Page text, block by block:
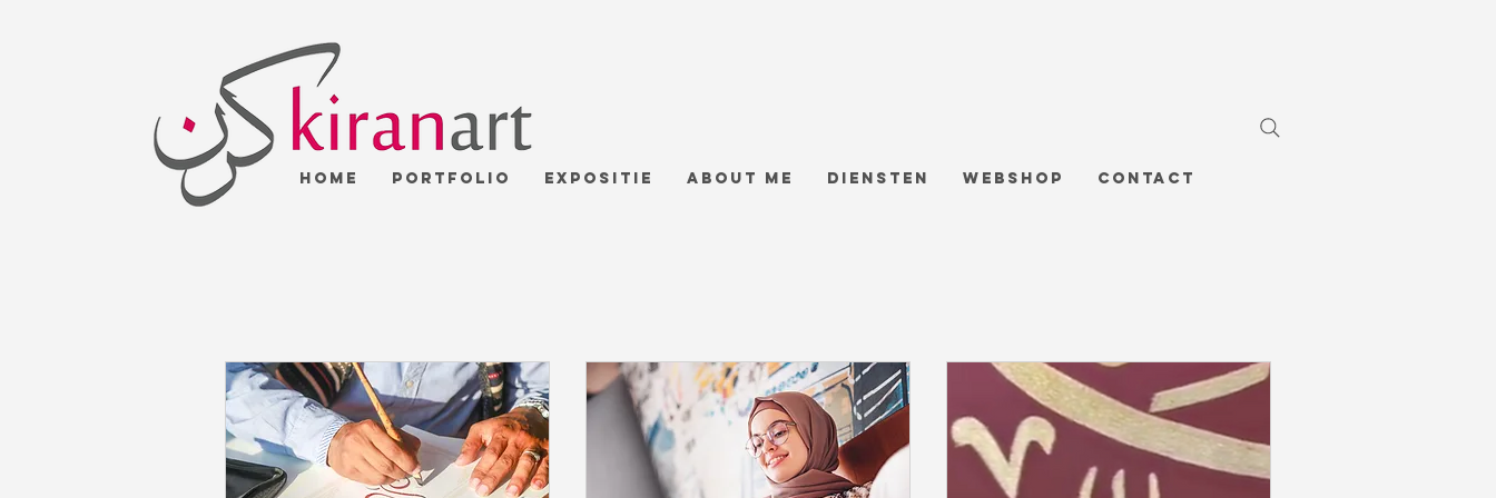
Home Portfolio Expositie About me Diensten Webshop Contact